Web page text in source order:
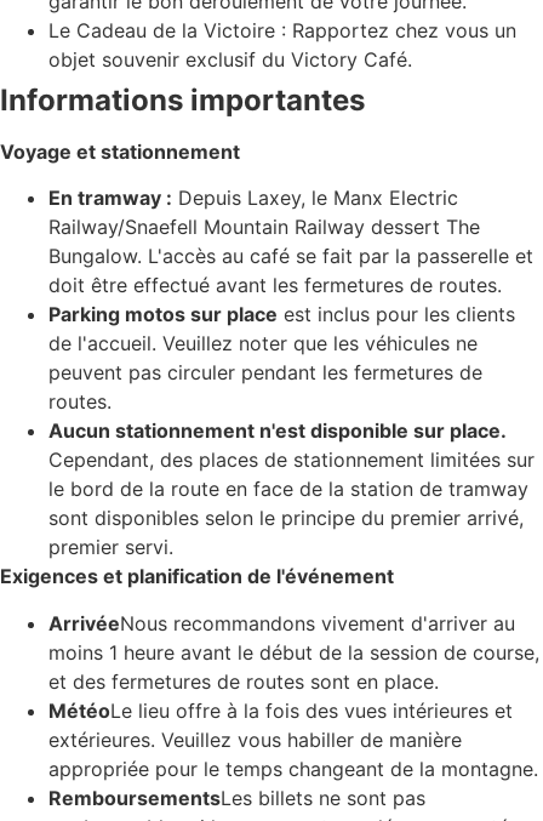
Le Cadeau de la Victoire : Rapportez chez vous un
objet souvenir exclusif du Victory Café.
Informations importantes
Voyage et stationnement
En tramway : Depuis Laxey, le Manx Electric
Railway/Snaefell Mountain Railway dessert The
Bungalow. L'accès au café se fait par la passerelle et
doit être effectué avant les fermetures de routes.
Parking motos sur place est inclus pour les clients
de l'accueil. Veuillez noter que les véhicules ne
peuvent pas circuler pendant les fermetures de
routes.
Aucun stationnement n'est disponible sur place.
Cependant, des places de stationnement limitées sur
le bord de la route en face de la station de tramway
sont disponibles selon le principe du premier arrivé,
premier servi.
Exigences et planification de l'événement
ArrivéeNous recommandons vivement d'arriver au
moins 1 heure avant le début de la session de course,
et des fermetures de routes sont en place.
MétéoLe lieu offre à la fois des vues intérieures et
extérieures. Veuillez vous habiller de manière
appropriée pour le temps changeant de la montagne.
RemboursementsLes billets ne sont pas